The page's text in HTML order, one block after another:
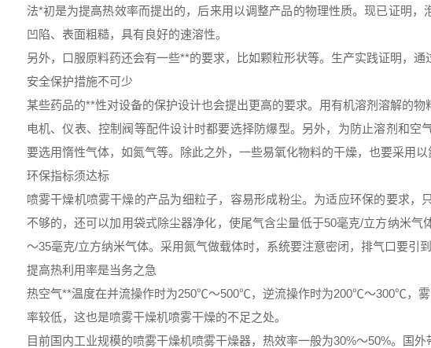
法*初是为提高热效率而提出的，后来用以调整产品的物理性质。现已证明
凹陷、表面粗糙，具有良好的速溶性。
另外，口服原料药还会有一些**的要求，比如颗粒形状等。生产实践证明，通
安全保护措施不可少
某些药品的**性对设备的保护设计也会提出更高的要求。用有机溶剂溶解的
电机、仪表、控制阀等配件设计时都要选择防爆型。另外，为防止溶剂和
要选用惰性气体，如氮气等。除此之外，一些易氧化物料的干燥，也要采用以
环保指标须达标
喷雾干燥机喷雾干燥的产品为细粒子，容易形成粉尘。为适应环保的要求，
不够的，还可以加用袋式除尘器净化，使尾气含尘量低于50毫克/立方纳米
～35毫克/立方纳米气体。采用氮气做载体时，系统要注意密闭，排气口要引到
提高热利用率是当务之急
热空气**温度在并流操作时为250℃～500℃，逆流操作时为200℃～300℃，
率较低，这也是喷雾干燥机喷雾干燥的不足之处。
目前国内工业规模的喷雾干燥机喷雾干燥器，热效率一般为30%～50%。国